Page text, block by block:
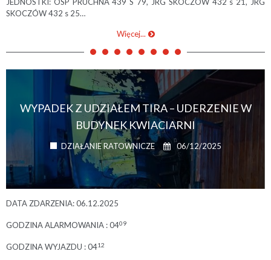
SKOCZÓW 432 s 25…
Więcej...
WYPADEK Z UDZIAŁEM TIRA – UDERZENIE W
BUDYNEK KWIACIARNI
DZIAŁANIE RATOWNICZE 06/12/2025
DATA ZDARZENIA: 06.12.2025
GODZINA ALARMOWANIA : 0409
GODZINA WYJAZDU : 0412